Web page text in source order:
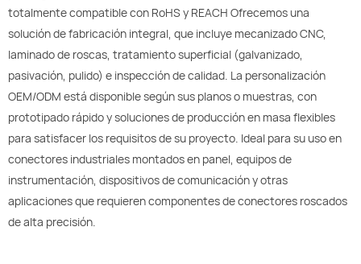
totalmente compatible con RoHS y REACH Ofrecemos una
solución de fabricación integral, que incluye mecanizado CNC,
laminado de roscas, tratamiento superficial (galvanizado,
pasivación, pulido) e inspección de calidad. La personalización
OEM/ODM está disponible según sus planos o muestras, con
prototipado rápido y soluciones de producción en masa flexibles
para satisfacer los requisitos de su proyecto. Ideal para su uso en
conectores industriales montados en panel, equipos de
instrumentación, dispositivos de comunicación y otras
aplicaciones que requieren componentes de conectores roscados
de alta precisión.